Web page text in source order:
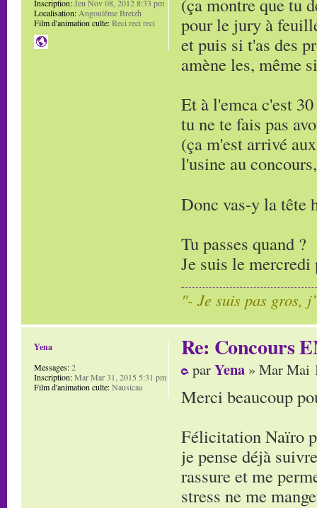
pour le jury à
et puis si t'as des
amène les, même
Et à l'emca c'est
tu ne te fais pas
(ça m'est arrivé
l'usine au
Donc vas-y la tête
Tu passes quand ?
Je suis le mercredi
"- Je suis pas gros,
Inscription:Jeu Nov 08, 2012 8:33 pm
Localisation: Angoulême Breizh
Film d'animation culte:Reci reci reci
Re: Concours
parYena » Mar Mai
Merci beaucoup
Félicitation Naïro
je pense déjà
rassure et me
stress ne me
Yena
Messages:2
Inscription:Mar Mar 31, 2015 5:31 pm
Film d'animation culte:Nausicaa